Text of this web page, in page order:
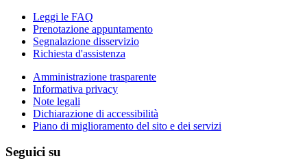
Leggi le FAQ
Prenotazione appuntamento
Segnalazione disservizio
Richiesta d'assistenza
Amministrazione trasparente
Informativa privacy
Note legali
Dichiarazione di accessibilità
Piano di miglioramento del sito e dei servizi
Seguici su